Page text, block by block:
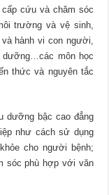
cứu và chăm sóc
trường và vệ sinh,
hành vi con người,
dưỡng…các môn học
thức và nguyên tắc
dưỡng bậc cao đẳng
như cách sử dụng
cho người bệnh;
sóc phù hợp với văn